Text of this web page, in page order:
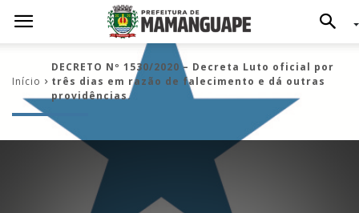
Início
DECRETO Nº 1530/2020 – Decreta Luto oficial por
três dias em razão de falecimento e dá outras
providências.